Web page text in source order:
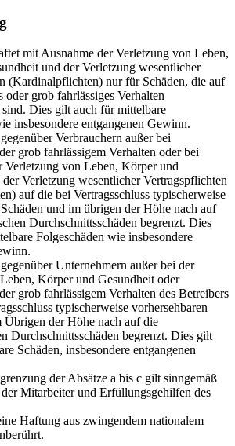
mit Ausnahme der Verletzung von Leben,
und der Verletzung wesentlicher
(Kardinalpflichten) nur für Schäden, die auf
oder grob fahrlässiges Verhalten
Dies gilt auch für mittelbare
insbesondere entgangenen Gewinn.
Verbrauchern außer bei
grob fahrlässigem Verhalten oder bei
Verletzung von Leben, Körper und
Verletzung wesentlicher Vertragspflichten
auf die bei Vertragsschluss typischerweise
und im übrigen der Höhe nach auf
Durchschnittsschäden begrenzt. Dies
Folgeschäden wie insbesondere
Unternehmern außer bei der
Körper und Gesundheit oder
grob fahrlässigem Verhalten des Betreibers
typischerweise vorhersehbaren
Übrigen der Höhe nach auf die
Durchschnittsschäden begrenzt. Dies gilt
Schäden, insbesondere entgangenen
der Absätze a bis c gilt sinngemäß
Mitarbeiter und Erfüllungsgehilfen des
Haftung aus zwingendem nationalem